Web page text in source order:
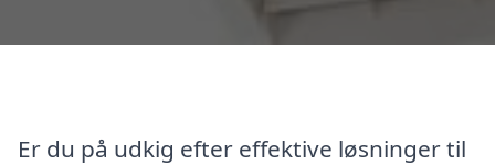
Er du på udkig efter effektive løsninger til